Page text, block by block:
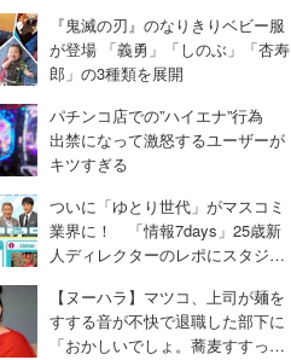
『鬼滅の刃』のなりきりベビー服
が登場 「義勇」「しのぶ」「杏寿
郎」の3種類を展開
パチンコ店での”ハイエナ”行為
出禁になって激怒するユーザーが
キツすぎる
ついに「ゆとり世代」がマスコミ
業界に！ 「情報7days」25歳新
人ディレクターのレポにスタジオ
【ヌーハラ】マツコ、上司が麺を
すする音が不快で退職した部下に
「おかしいでしょ。蕎麦すすって